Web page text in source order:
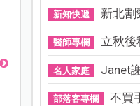
新知快遞 新北割
醫師專欄 立秋後
名人家庭 Janet謝
部落客專欄 不買